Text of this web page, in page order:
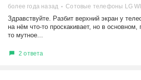
более года назад Сотовые телефоны LG
Здравствуйте. Разбит верхний экран у
на нём что-то проскакивает, но в
то мутное...
2 ответа